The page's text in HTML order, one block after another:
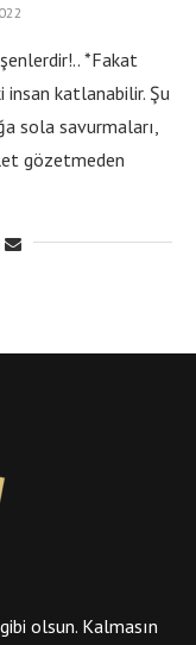
*Fakat
insan katlanabilir. Şu
sola savurmaları,
gözetmeden
olsun. Kalmasın